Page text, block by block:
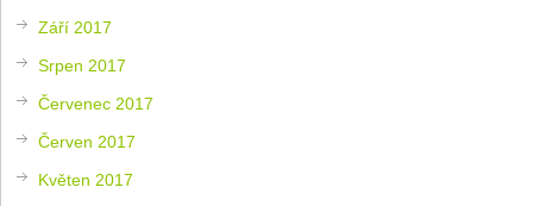
Září 2017
Srpen 2017
Červenec 2017
Červen 2017
Květen 2017